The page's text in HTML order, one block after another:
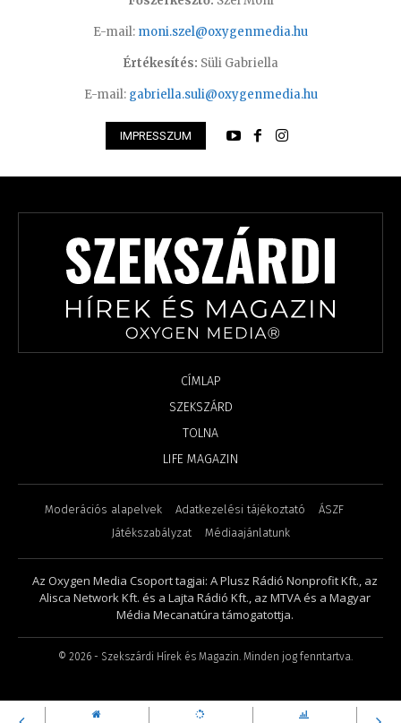
E-mail: moni.szel@oxygenmedia.hu
Értékesítés: Süli Gabriella
E-mail: gabriella.suli@oxygenmedia.hu
IMPRESSZUM
CÍMLAP
SZEKSZÁRD
TOLNA
LIFE MAGAZIN
Moderációs alapelvek Adatkezelési tájékoztató
ÁSZF
Játékszabályzat
Médiaajánlatunk
Az Oxygen Media Csoport tagjai: A Plusz Rádió Nonprofit Kft., az
Alisca Network Kft. és a Lajta Rádió Kft., az MTVA és a Magyar
Média Mecanatúra támogatottja.
© 2026- Szekszárdi Hírek és Magazin. Minden jog fenntartva.